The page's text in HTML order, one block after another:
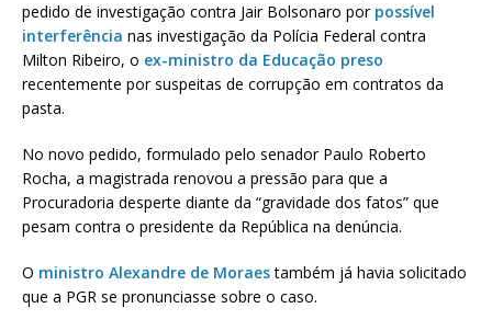
pedido de investigação contra Jair Bolsonaro por possível
interferência nas investigação da Polícia Federal contra
Milton Ribeiro, o ex-ministro da Educação preso
recentemente por suspeitas de corrupção em contratos da
pasta.
No novo pedido, formulado pelo senador Paulo Roberto
Rocha, a magistrada renovou a pressão para que a
Procuradoria desperte diante da “gravidade dos fatos” que
pesam contra o presidente da República na denúncia.
O ministro Alexandre de Moraestambém já havia solicitado
que a PGR se pronunciasse sobre o caso.